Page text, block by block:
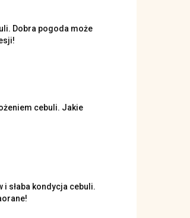
Dobra pogoda może
cebuli. Jakie
i słaba kondycja cebuli.